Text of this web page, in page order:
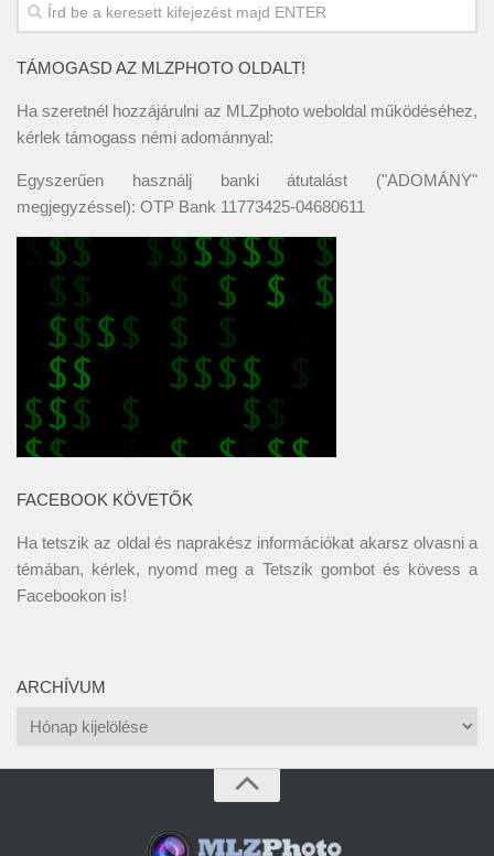
TÁMOGASD AZ MLZPHOTO OLDALT!
Ha szeretnél hozzájárulni az MLZphoto weboldal működéséhez,
kérlek támogass némi adománnyal:
Egyszerűen használj banki átutalást ("ADOMÁNY"
megjegyzéssel): OTP Bank 11773425-04680611
FACEBOOK KÖVETŐK
Ha tetszik az oldal és naprakész információkat akarsz olvasni a
témában, kérlek, nyomd meg a Tetszik gombot és kövess a
Facebookon is!
ARCHÍVUM
Archívum